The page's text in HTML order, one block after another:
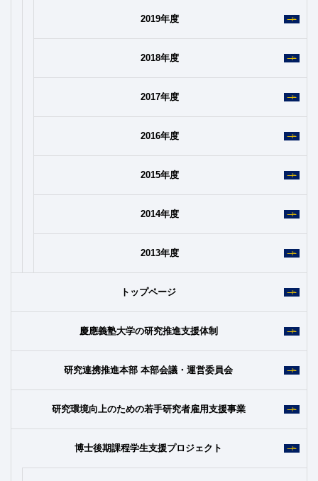
2019年度
2018年度
2017年度
2016年度
2015年度
2014年度
2013年度
トップページ
慶應義塾大学の研究推進支援体制
研究連携推進本部 本部会議・運営委員会
研究環境向上のための若手研究者雇用支援事業
博士後期課程学生支援プロジェクト